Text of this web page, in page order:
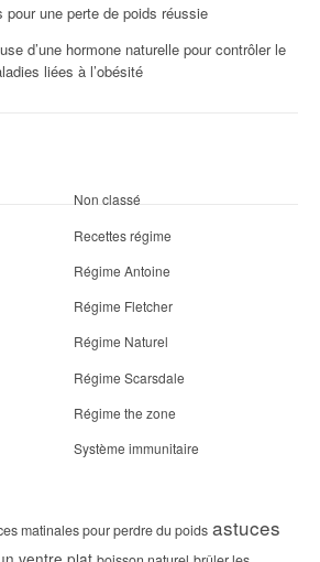
une perte de poids réussie
d’une hormone naturelle pour contrôler le
liées à l’obésité
Non classé
Recettes régime
Régime Antoine
Régime Fletcher
Régime Naturel
Régime Scarsdale
Régime the zone
Système immunitaire
matinales pour perdre du poids astuces